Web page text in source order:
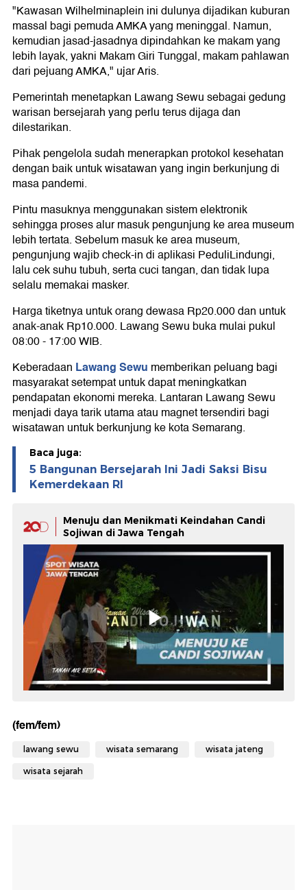
"Kawasan Wilhelminaplein ini dulunya dijadikan kuburan
massal bagi pemuda AMKA yang meninggal. Namun,
kemudian jasad-jasadnya dipindahkan ke makam yang
lebih layak, yakni Makam Giri Tunggal, makam pahlawan
dari pejuang AMKA," ujar Aris.
Pemerintah menetapkan Lawang Sewu sebagai gedung
warisan bersejarah yang perlu terus dijaga dan
dilestarikan.
Pihak pengelola sudah menerapkan protokol kesehatan
dengan baik untuk wisatawan yang ingin berkunjung di
masa pandemi.
Pintu masuknya menggunakan sistem elektronik
sehingga proses alur masuk pengunjung ke area museum
lebih tertata. Sebelum masuk ke area museum,
pengunjung wajib check-in di aplikasi PeduliLindungi,
lalu cek suhu tubuh, serta cuci tangan, dan tidak lupa
selalu memakai masker.
Harga tiketnya untuk orang dewasa Rp20.000 dan untuk
anak-anak Rp10.000. Lawang Sewu buka mulai pukul
08:00 - 17:00 WIB.
Keberadaan Lawang Sewu memberikan peluang bagi
masyarakat setempat untuk dapat meningkatkan
pendapatan ekonomi mereka. Lantaran Lawang Sewu
menjadi daya tarik utama atau magnet tersendiri bagi
wisatawan untuk berkunjung ke kota Semarang.
Baca juga:
5 Bangunan Bersejarah Ini Jadi Saksi Bisu
Kemerdekaan RI
Menuju dan Menikmati Keindahan Candi
Sojiwan di Jawa Tengah
(fem/fem)
lawang sewu wisata semarang wisata jateng
wisata sejarah